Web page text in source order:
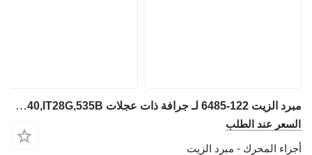
مبرد الزيت 122-6485 لـ جرافة ذات عجلات Caterpillar 928G,740,IT28G,535B
السعر عند الطلب
أجزاء المحرك - مبرد الزيت